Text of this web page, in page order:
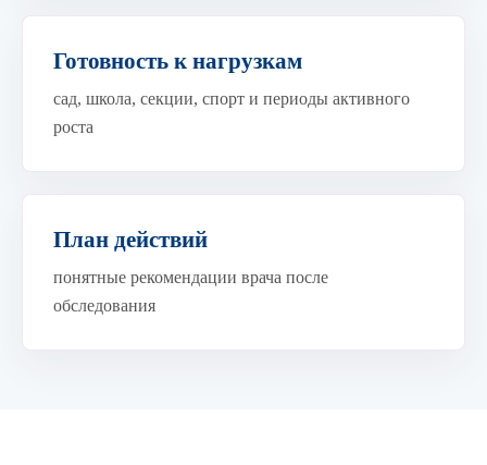
Готовность к нагрузкам
сад, школа, секции, спорт и периоды активного
роста
План действий
понятные рекомендации врача после
обследования